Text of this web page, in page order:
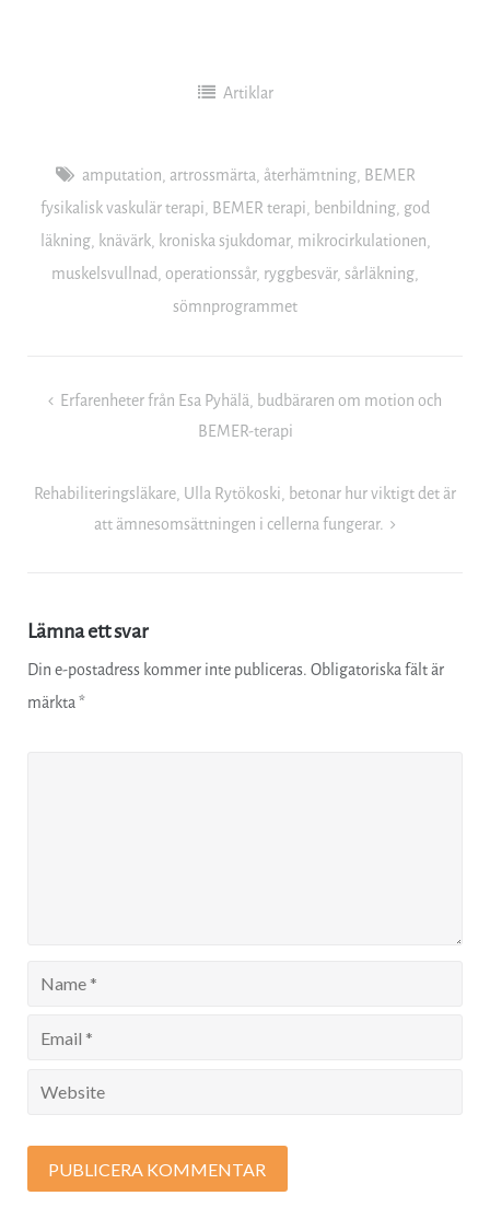
Artiklar
amputation, artrossmärta, återhämtning, BEMER
fysikalisk vaskulär terapi, BEMER terapi, benbildning, god
läkning, knävärk, kroniska sjukdomar, mikrocirkulationen,
muskelsvullnad, operationssår, ryggbesvär, sårläkning,
sömnprogrammet
Inläggsnavigering
Erfarenheter från Esa Pyhälä, budbäraren om motion och
BEMER-terapi
Rehabiliteringsläkare, Ulla Rytökoski, betonar hur viktigt det är
att ämnesomsättningen i cellerna fungerar.
Lämna ett svar
Din e-postadress kommer inte publiceras. Obligatoriska fält är
märkta*